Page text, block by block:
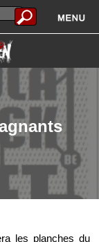
les planches du